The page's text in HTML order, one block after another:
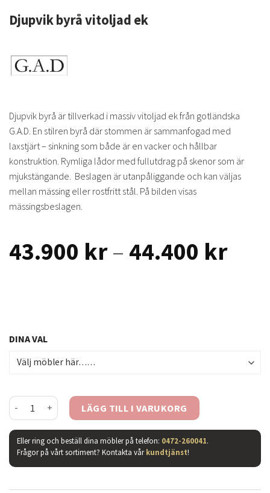
Djupvik byrå vitoljad ek
Djupvik byrå är tillverkad i massiv vitoljad ek från gotländska
G.A.D. En stilren byrå där stommen är sammanfogad med
laxstjärt – sinkning som både är en vacker och hållbar
konstruktion. Rymliga lådor med fullutdrag på skenor som är
mjukstängande. Beslagen är utanpåliggande och kan väljas
mellan mässing eller rostfritt stål. På bilden visas
mässingsbeslagen.
43.900 kr – 44.400 kr
DINA VAL
Djupvik byrå vitoljad ek mängdLÄGG TILL I VARUKORG
Eller ring och beställ dina möbler på telefon: 0472-260041.
Frågor på vårt sortiment? Kontakta vårkundtjänst!